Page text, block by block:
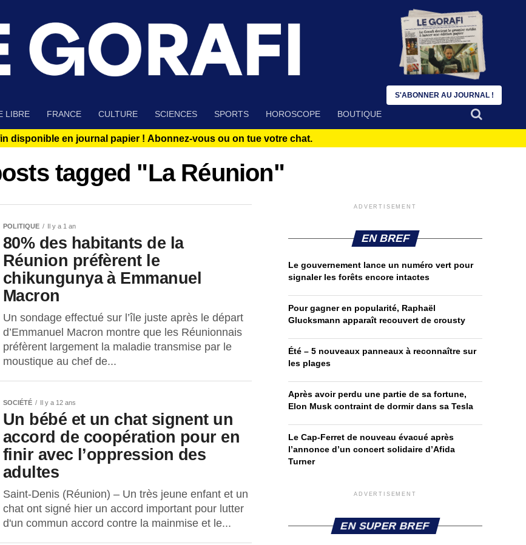
LIBRE FRANCE CULTURE SCIENCES SPORTS HOROSCOPE BOUTIQUE
disponible en journal papier ! Abonnez-vous ou on tue votre chat.
tagged "La Réunion"
POLITIQUE Il y a 1 an
80% des habitants de la
Réunion préfèrent le
chikungunya à Emmanuel
Macron
Un sondage effectué sur l’île juste après le départ
d’Emmanuel Macron montre que les Réunionnais
préfèrent largement la maladie transmise par le
moustique au chef de...
SOCIÉTÉ Il y a 12 ans
Un bébé et un chat signent un
accord de coopération pour en
finir avec l’oppression des
adultes
Saint-Denis (Réunion) – Un très jeune enfant et un
chat ont signé hier un accord important pour lutter
d'un commun accord contre la mainmise et le...
ADVERTISEMENT
EN BREF
Le gouvernement lance un numéro vert pour
signaler les forêts encore intactes
Pour gagner en popularité, Raphaël
Glucksmann apparaît recouvert de crousty
Été – 5 nouveaux panneaux à reconnaître sur
les plages
Après avoir perdu une partie de sa fortune,
Elon Musk contraint de dormir dans sa Tesla
Le Cap-Ferret de nouveau évacué après
l’annonce d’un concert solidaire d’Afida
Turner
ADVERTISEMENT
EN SUPER BREF
S'ABONNER AU JOURNAL !